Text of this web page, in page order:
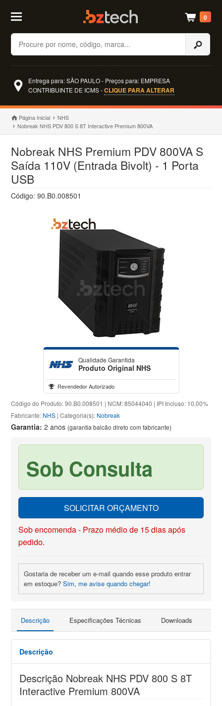
Buscar
0
Entrega para: SÃO PAULO - Preços para: EMPRESA
CONTRIBUINTE DE ICMS -CLIQUE PARA ALTERAR
Página Inicial
NHS
Nobreak NHS PDV 800 S 8T Interactive Premium 800VA
Nobreak NHS Premium PDV 800VA S
Saída 110V (Entrada Bivolt) - 1 Porta
USB
Código: 90.B0.008501
Qualidade Garantida
Produto Original NHS
Revendedor Autorizado
Código do Produto: 90.B0.008501 | NCM: 85044040 | IPI Incluso: 10,00%
Fabricante: NHS | Categoria(s): Nobreak
Garantia:2 anos (garantia balcão direto com fabricante)
Sob Consulta
SOLICITAR ORÇAMENTO
Sob encomenda - Prazo médio de 15 dias após
pedido.
Gostaria de receber um e-mail quando esse produto entrar
em estoque?Sim, me avise quando chegar!
Descrição Especificações Técnicas Downloads
Descrição
Descrição Nobreak NHS PDV 800 S 8T
Interactive Premium 800VA